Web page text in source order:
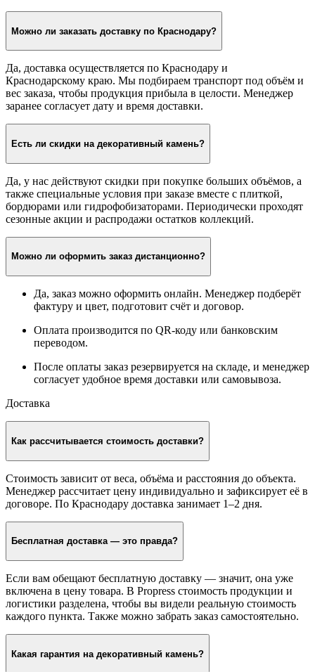
Можно ли заказать доставку по Краснодару?
Да, доставка осуществляется по Краснодару и
Краснодарскому краю. Мы подбираем транспорт под объём и
вес заказа, чтобы продукция прибыла в целости. Менеджер
заранее согласует дату и время доставки.
Есть ли скидки на декоративный камень?
Да, у нас действуют скидки при покупке больших объёмов, а
также специальные условия при заказе вместе с плиткой,
бордюрами или гидрофобизаторами. Периодически проходят
сезонные акции и распродажи остатков коллекций.
Можно ли оформить заказ дистанционно?
Да, заказ можно оформить онлайн. Менеджер подберёт
фактуру и цвет, подготовит счёт и договор.
Оплата производится по QR-коду или банковским
переводом.
После оплаты заказ резервируется на складе, и менеджер
согласует удобное время доставки или самовывоза.
Доставка
Как рассчитывается стоимость доставки?
Стоимость зависит от веса, объёма и расстояния до объекта.
Менеджер рассчитает цену индивидуально и зафиксирует её в
договоре. По Краснодару доставка занимает 1–2 дня.
Бесплатная доставка — это правда?
Если вам обещают бесплатную доставку — значит, она уже
включена в цену товара. В Propress стоимость продукции и
логистики разделена, чтобы вы видели реальную стоимость
каждого пункта. Также можно забрать заказ самостоятельно.
Какая гарантия на декоративный камень?